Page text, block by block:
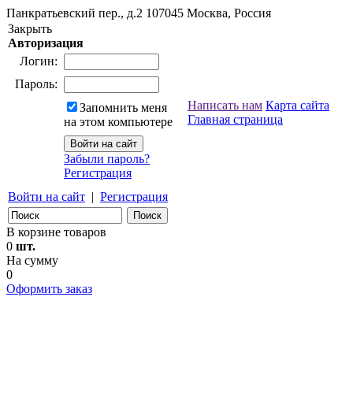
Панкратьевский пер., д.2 107045 Москва, Россия
Закрыть
Авторизация
Логин:
Пароль:
Запомнить меня
на этом компьютере
Забыли пароль?
Регистрация
Войти на сайт | Регистрация
Написать нам Карта сайта
Главная страница
В корзине товаров
0 шт.
На сумму
0
Оформить заказ